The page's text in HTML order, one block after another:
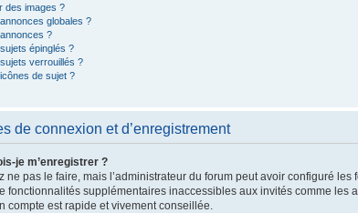
des images ?
globales ?
?
épinglés ?
verrouillés ?
de sujet ?
de connexion et d’enregistrement
je m’enregistrer ?
ne pas le faire, mais l’administrateur du forum peut avoir configuré
fonctionnalités supplémentaires inaccessibles aux invités comme les
compte est rapide et vivement conseillée.